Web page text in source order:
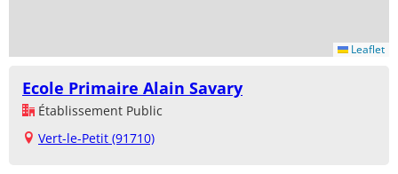
Leaflet
Ecole Primaire Alain Savary
Établissement Public
Vert-le-Petit (91710)